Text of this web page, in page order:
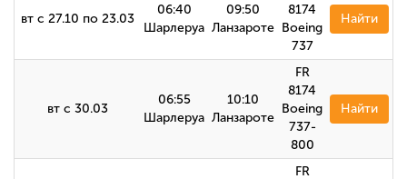
вт с 27.10 по 23.03
06:40
Шарлеруа
09:50
Ланзароте
8174
Boeing
737
Найти
вт с 30.03
06:55
Шарлеруа
10:10
Ланзароте
FR
8174
Boeing
737-
800
Найти
FR